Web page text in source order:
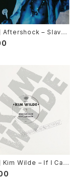
Aftershock – Slave
Vibe [Virgin]
Kim Wilde – If I Ca
You [MCA Record